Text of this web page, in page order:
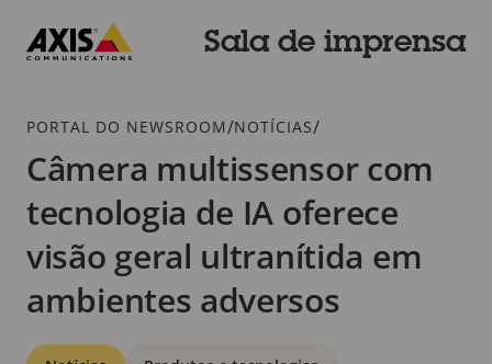
para
conteúdo
Sala de imprensa
Breadcrumb
PORTAL DO NEWSROOM/NOTÍCIAS/
Câmera multissensor com
tecnologia de IA oferece
visão geral ultranítida em
ambientes adversos
Categorias